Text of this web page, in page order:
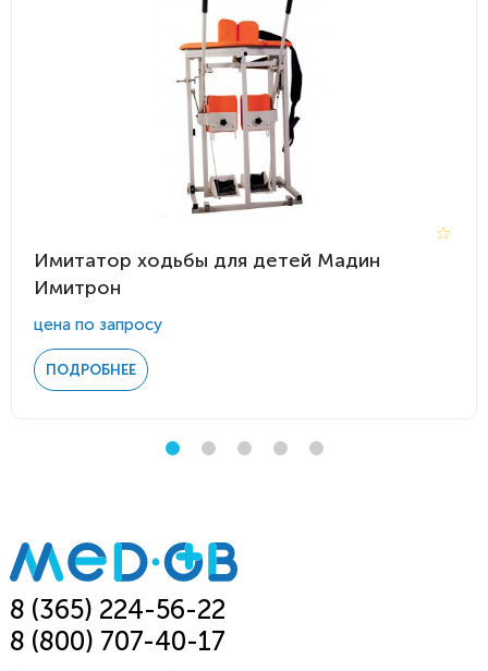
Имитатор ходьбы для детей Мадин
Имитрон
цена по запросу
ПОДРОБНЕЕ
8 (365) 224-56-22
8 (800) 707-40-17